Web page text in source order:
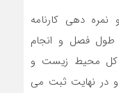
نمره دهی کارنامه
طول فصل و انجام
کل محیط زیست و
در نهایت ثبت می